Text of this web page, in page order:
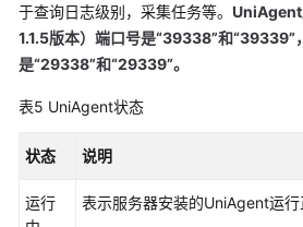
入
AOM
中
件
于查询日志级别，采集任务等。 UniAgent
1.1.5版本）端口号是“39338”和“39339”
是“29338”和“29339”。
表5 UniAgent状态
状态 说明
运行
表示服务器安装的UniAgent运行